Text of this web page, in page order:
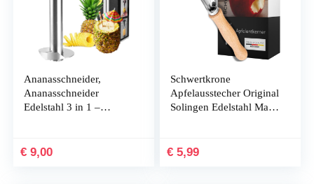
Ananasschneider,
Ananasschneider
Edelstahl 3 in 1 –
Verstärktes Design,
€ 9,00
Schwertkrone
Apfelausstecher Original
Solingen Edelstahl Made
€ 5,99